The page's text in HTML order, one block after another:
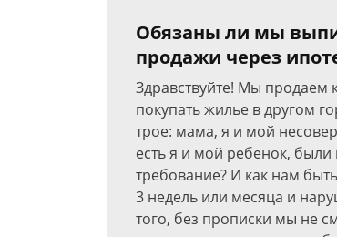
Обязаны ли мы
продажи через
Здравствуйте! Мы продаем
покупать жилье в другом
трое: мама, я и мой
есть я и мой ребенок,
требование? И как нам
3 недель или месяца и
того, без прописки мы не